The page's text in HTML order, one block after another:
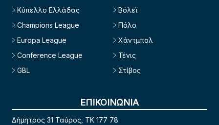
Κύπελλο Ελλάδας
Champions League
Europa League
Conference League
GBL
Βόλεϊ
Πόλο
Χάντμπολ
Τένις
Στίβος
ΕΠΙΚΟΙΝΩΝΙΑ
Δήμητρος 31 Ταύρος, TK 177 78